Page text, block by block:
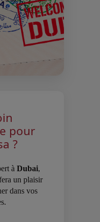
pour
?
à Dubai,
un plaisir
dans vos